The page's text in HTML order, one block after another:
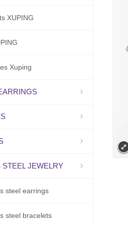
XUPING
Xuping
STEEL JEWELRY
steel earrings
steel bracelets